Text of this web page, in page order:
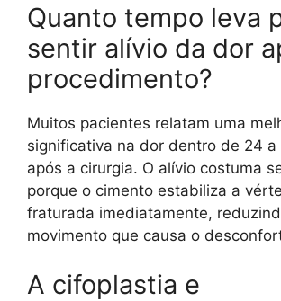
Quanto tempo leva
sentir alívio da dor
procedimento?
Muitos pacientes relatam uma
significativa na dor dentro de 24 a
após a cirurgia. O alívio costuma
porque o cimento estabiliza a
fraturada imediatamente,
movimento que causa o
A cifoplastia e